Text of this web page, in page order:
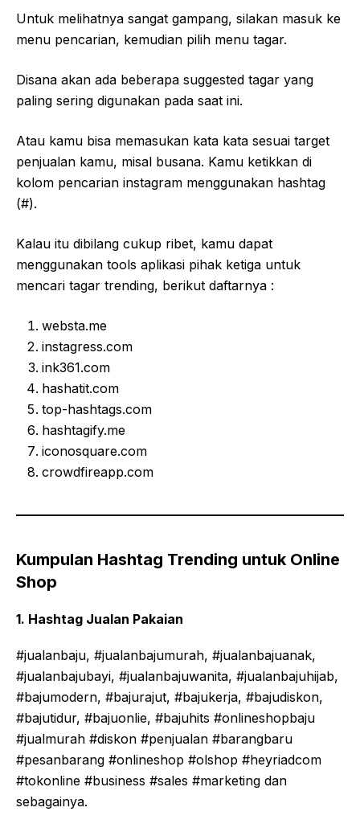
Untuk melihatnya sangat gampang, silakan masuk ke
menu pencarian, kemudian pilih menu tagar.
Disana akan ada beberapa suggested tagar yang
paling sering digunakan pada saat ini.
Atau kamu bisa memasukan kata kata sesuai target
penjualan kamu, misal busana. Kamu ketikkan di
kolom pencarian instagram menggunakan hashtag
(#).
Kalau itu dibilang cukup ribet, kamu dapat
menggunakan tools aplikasi pihak ketiga untuk
mencari tagar trending, berikut daftarnya :
websta.me
instagress.com
ink361.com
hashatit.com
top-hashtags.com
hashtagify.me
iconosquare.com
crowdfireapp.com
Kumpulan Hashtag Trending untuk Online
Shop
1. Hashtag Jualan Pakaian
#jualanbaju, #jualanbajumurah, #jualanbajuanak,
#jualanbajubayi, #jualanbajuwanita, #jualanbajuhijab,
#bajumodern, #bajurajut, #bajukerja, #bajudiskon,
#bajutidur, #bajuonlie, #bajuhits #onlineshopbaju
#jualmurah #diskon #penjualan #barangbaru
#pesanbarang #onlineshop #olshop #heyriadcom
#tokonline #business #sales #marketing dan
sebagainya.